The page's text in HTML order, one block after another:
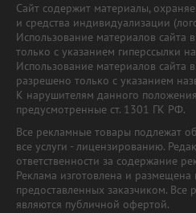
Сайт содержит материалы,
и средства индивидуализации
Использование материалов сайта
только с указанием гиперссылки
Использование материалов сайта
разрешено только с указанием
К нарушителям данного
предусмотренные ст. 1301 ГК РФ.
Все рекламные товары подлежат
все услуги - лицензированию.
ответственности за содержание
Реклама изготовлена и
предоставленных заказчиком.
являются публичной офертой.